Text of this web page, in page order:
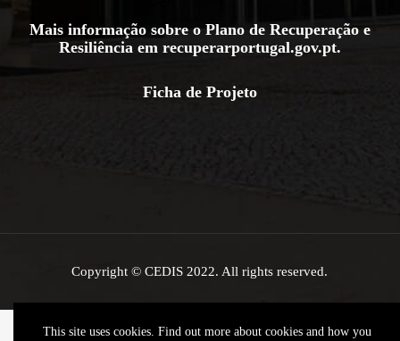
Mais informação sobre o Plano de Recuperação e
Resiliência em recuperarportugal.gov.pt.
Ficha de Projeto
Copyright © CEDIS 2022. All rights reserved.
This site uses cookies. Find out more about cookies and how you